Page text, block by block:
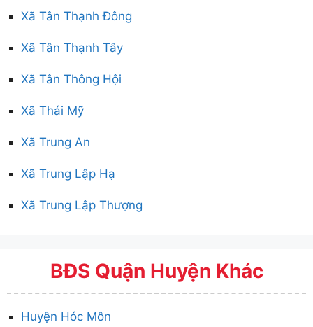
Xã Tân Thạnh Đông
Xã Tân Thạnh Tây
Xã Tân Thông Hội
Xã Thái Mỹ
Xã Trung An
Xã Trung Lập Hạ
Xã Trung Lập Thượng
BĐS Quận Huyện Khác
Huyện Hóc Môn